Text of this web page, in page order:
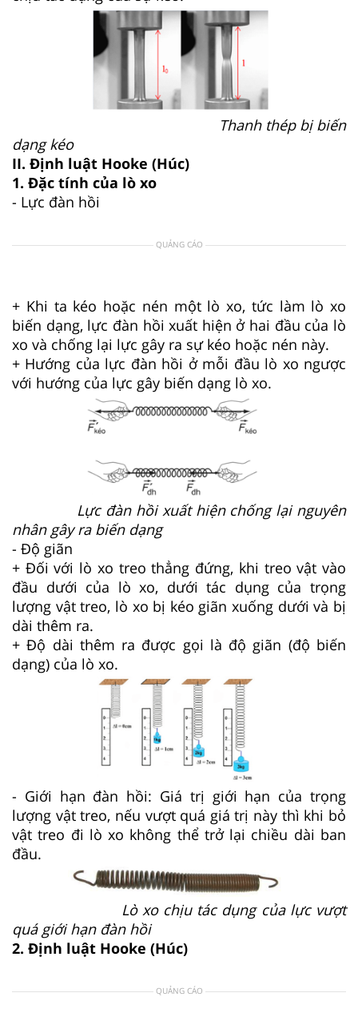
Thanh thép bị biến
dạng kéo
II. Định luật Hooke (Húc)
1. Đặc tính của lò xo
- Lực đàn hồi
QUẢNG CÁO
+ Khi ta kéo hoặc nén một lò xo, tức làm lò xo
biến dạng, lực đàn hồi xuất hiện ở hai đầu của lò
xo và chống lại lực gây ra sự kéo hoặc nén này.
+ Hướng của lực đàn hồi ở mỗi đầu lò xo ngược
với hướng của lực gây biến dạng lò xo.
Lực đàn hồi xuất hiện chống lại nguyên
nhân gây ra biến dạng
- Độ giãn
+ Đối với lò xo treo thẳng đứng, khi treo vật vào
đầu dưới của lò xo, dưới tác dụng của trọng
lượng vật treo, lò xo bị kéo giãn xuống dưới và bị
dài thêm ra.
+ Độ dài thêm ra được gọi là độ giãn (độ biến
dạng) của lò xo.
- Giới hạn đàn hồi: Giá trị giới hạn của trọng
lượng vật treo, nếu vượt quá giá trị này thì khi bỏ
vật treo đi lò xo không thể trở lại chiều dài ban
đầu.
Lò xo chịu tác dụng của lực vượt
quá giới hạn đàn hồi
2. Định luật Hooke (Húc)
QUẢNG CÁO